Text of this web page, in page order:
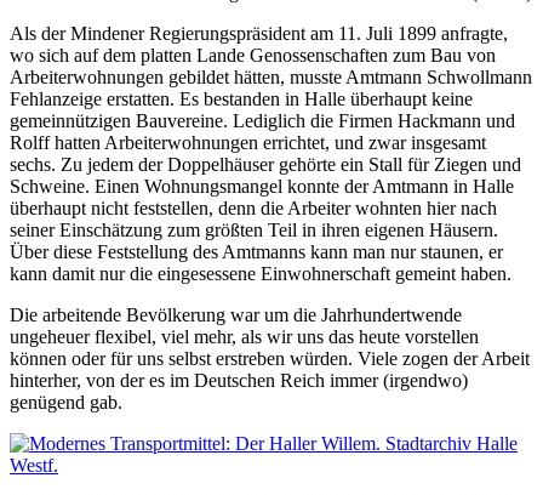
Als der Mindener Regierungspräsident am 11. Juli 1899 anfragte,
wo sich auf dem platten Lande Genossenschaften zum Bau von
Arbeiterwohnungen gebildet hätten, musste Amtmann Schwollmann
Fehlanzeige erstatten. Es bestanden in Halle überhaupt keine
gemeinnützigen Bauvereine. Lediglich die Firmen Hackmann und
Rolff hatten Arbeiterwohnungen errichtet, und zwar insgesamt
sechs. Zu jedem der Doppelhäuser gehörte ein Stall für Ziegen und
Schweine. Einen Wohnungsmangel konnte der Amtmann in Halle
überhaupt nicht feststellen, denn die Arbeiter wohnten hier nach
seiner Einschätzung zum größten Teil in ihren eigenen Häusern.
Über diese Feststellung des Amtmanns kann man nur staunen, er
kann damit nur die eingesessene Einwohnerschaft gemeint haben.
Die arbeitende Bevölkerung war um die Jahrhundertwende
ungeheuer flexibel, viel mehr, als wir uns das heute vorstellen
können oder für uns selbst erstreben würden. Viele zogen der Arbeit
hinterher, von der es im Deutschen Reich immer (irgendwo)
genügend gab.